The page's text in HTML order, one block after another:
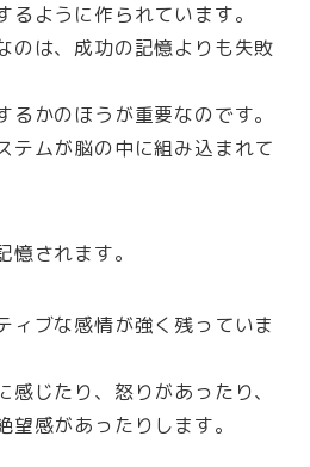
ように作られています。
のは、成功の記憶よりも失敗
かのほうが重要なのです。
テムが脳の中に組み込まれて
されます。
ィブな感情が強く残っていま
じたり、怒りがあったり、
感があったりします。